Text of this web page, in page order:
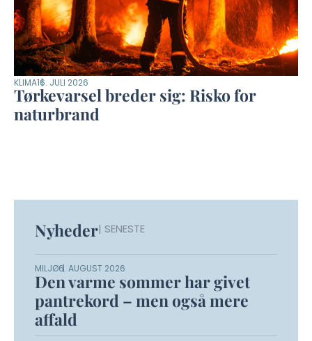
KLIMA16. JULI 2026
Tørkevarsel breder sig: Risko for
naturbrand
Nyheder| SENESTE
MILJØ6. AUGUST 2026
Den varme sommer har givet
pantrekord – men også mere
affald